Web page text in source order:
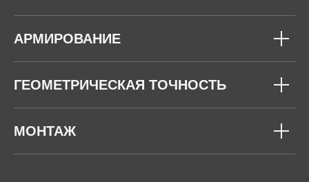
АРМИРОВАНИЕ
ГЕОМЕТРИЧЕСКАЯ ТОЧНОСТЬ
МОНТАЖ